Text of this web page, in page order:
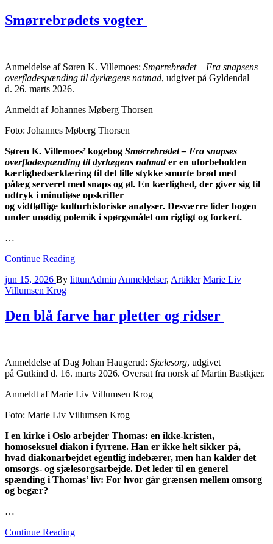
Smørrebrødets vogter
Anmeldelse af Søren K. Villemoes: Smørrebrødet – Fra snapsens
overfladespænding til dyrlægens natmad, udgivet på Gyldendal
d. 26. marts 2026.
Anmeldt af Johannes Møberg Thorsen
Foto: Johannes Møberg Thorsen
Søren K. Villemoes’ kogebog Smørrebrødet – Fra snapses
overfladespænding til dyrlægens natmader en uforbeholden
kærlighedserklæring til det lille stykke smurte brød med
pålæg serveret med snaps og øl. En kærlighed, der giver sig til
udtryk i minutiøse opskrifter
og vidtløftige kulturhistoriske analyser. Desværre lider bogen
under unødig polemik i spørgsmålet om rigtigt og forkert.
…
Continue Reading
jun 15, 2026 By littunAdmin Anmeldelser, Artikler Marie Liv
Villumsen Krog
Den blå farve har pletter og ridser
Anmeldelse af Dag Johan Haugerud: Sjælesorg, udgivet
på Gutkind d. 16. marts 2026. Oversat fra norsk af Martin Bastkjær.
Anmeldt af Marie Liv Villumsen Krog
Foto: Marie Liv Villumsen Krog
I en kirke i Oslo arbejder Thomas: en ikke-kristen,
homoseksuel diakon i fyrrene. Han er ikke helt sikker på,
hvad diakonarbejdet egentlig indebærer, men han kalder det
omsorgs- og sjælesorgsarbejde. Det leder til en generel
spænding i Thomas’ liv: For hvor går grænsen mellem omsorg
og begær?
…
Continue Reading